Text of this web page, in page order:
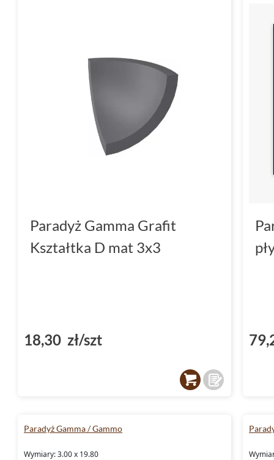
Paradyż Gamma Grafit
Kształtka D mat 3x3
18,30 zł/szt
Paradyż Gamma / Gammo
Wymiary: 3.00 x 19.80